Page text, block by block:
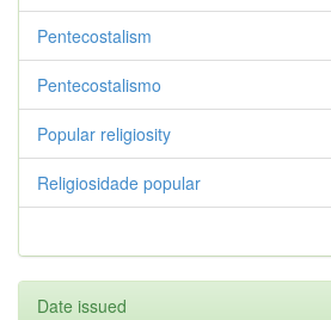
Pentecostalism
Pentecostalismo
Popular religiosity
Religiosidade popular
Date issued